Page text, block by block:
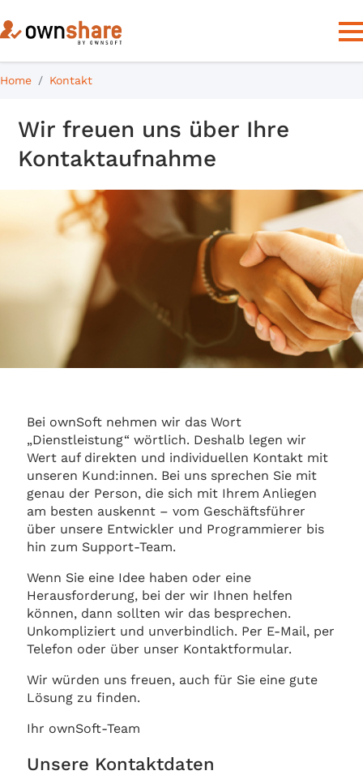
Home Kontakt
Wir freuen uns über Ihre
Kontaktaufnahme
Bei ownSoft nehmen wir das Wort
„Dienstleistung“ wörtlich. Deshalb legen wir
Wert auf direkten und individuellen Kontakt mit
unseren Kund:innen. Bei uns sprechen Sie mit
genau der Person, die sich mit Ihrem Anliegen
am besten auskennt – vom Geschäftsführer
über unsere Entwickler und Programmierer bis
hin zum Support-Team.
Wenn Sie eine Idee haben oder eine
Herausforderung, bei der wir Ihnen helfen
können, dann sollten wir das besprechen.
Unkompliziert und unverbindlich. Per E-Mail, per
Telefon oder über unser Kontaktformular.
Wir würden uns freuen, auch für Sie eine gute
Lösung zu finden.
Ihr ownSoft-Team
Unsere Kontaktdaten